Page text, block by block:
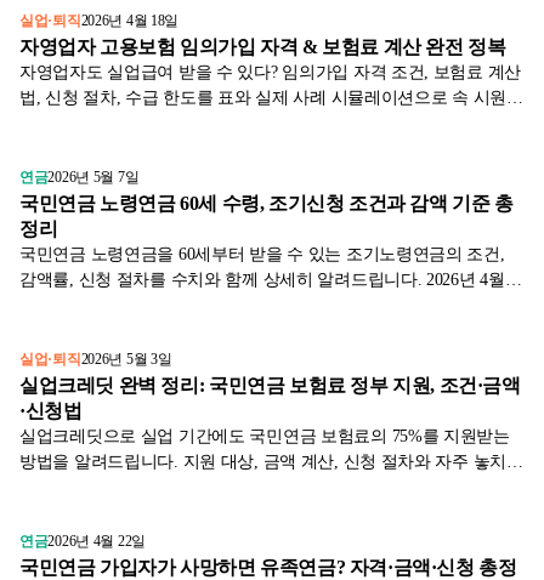
실업·퇴직2026년 4월 18일
자영업자 고용보험 임의가입 자격 & 보험료 계산 완전 정복
자영업자도 실업급여 받을 수 있다? 임의가입 자격 조건, 보험료 계산
법, 신청 절차, 수급 한도를 표와 실제 사례 시뮬레이션으로 속 시원히
연금2026년 5월 7일
국민연금 노령연금 60세 수령, 조기신청 조건과 감액 기준 총
정리
국민연금 노령연금을 60세부터 받을 수 있는 조기노령연금의 조건,
감액률, 신청 절차를 수치와 함께 상세히 알려드립니다. 2026년 4월
실업·퇴직2026년 5월 3일
실업크레딧 완벽 정리: 국민연금 보험료 정부 지원, 조건·금액
·신청법
실업크레딧으로 실업 기간에도 국민연금 보험료의 75%를 지원받는
방법을 알려드립니다. 지원 대상, 금액 계산, 신청 절차와 자주 놓치는
연금2026년 4월 22일
국민연금 가입자가 사망하면 유족연금? 자격·금액·신청 총정